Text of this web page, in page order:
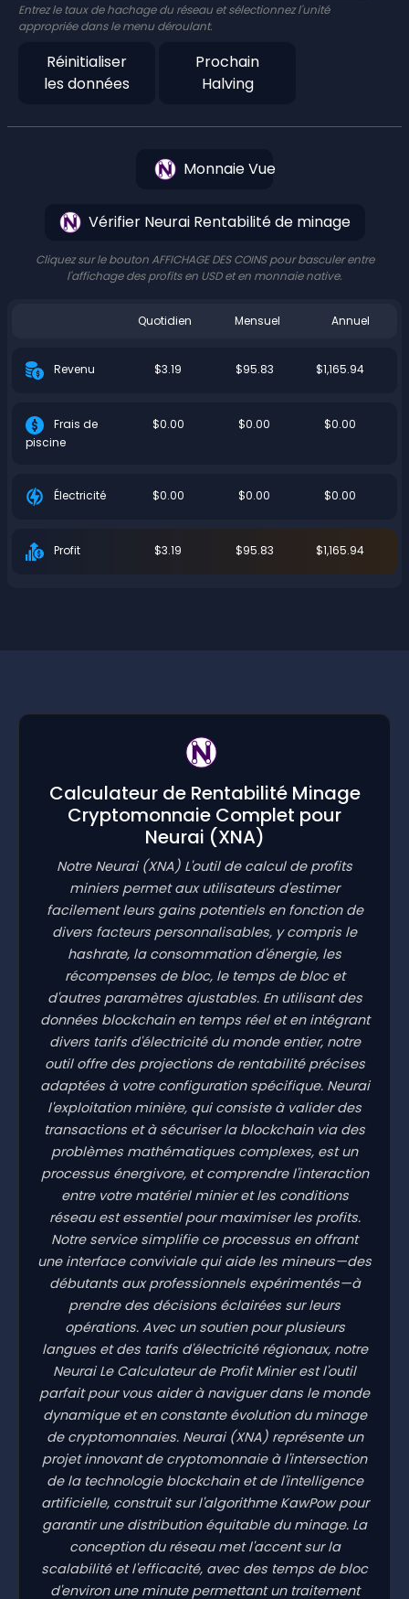
Entrez le taux de hachage du réseau et sélectionnez l'unité
appropriée dans le menu déroulant.
Réinitialiser
les données
Prochain
Halving
Monnaie Vue
Vérifier Neurai Rentabilité de minage
Cliquez sur le bouton AFFICHAGE DES COINS pour basculer entre
l'affichage des profits en USD et en monnaie native.
Quotidien Mensuel Annuel
Revenu $3.19 $95.83 $1,165.94
Frais de
piscine
$0.00 $0.00 $0.00
Électricité $0.00 $0.00 $0.00
Profit $3.19 $95.83 $1,165.94
Calculateur de Rentabilité Minage
Cryptomonnaie Complet pour
Neurai (XNA)
Notre Neurai (XNA) L'outil de calcul de profits
miniers permet aux utilisateurs d'estimer
facilement leurs gains potentiels en fonction de
divers facteurs personnalisables, y compris le
hashrate, la consommation d'énergie, les
récompenses de bloc, le temps de bloc et
d'autres paramètres ajustables. En utilisant des
données blockchain en temps réel et en intégrant
divers tarifs d'électricité du monde entier, notre
outil offre des projections de rentabilité précises
adaptées à votre configuration spécifique. Neurai
l'exploitation minière, qui consiste à valider des
transactions et à sécuriser la blockchain via des
problèmes mathématiques complexes, est un
processus énergivore, et comprendre l'interaction
entre votre matériel minier et les conditions
réseau est essentiel pour maximiser les profits.
Notre service simplifie ce processus en offrant
une interface conviviale qui aide les mineurs—des
débutants aux professionnels expérimentés—à
prendre des décisions éclairées sur leurs
opérations. Avec un soutien pour plusieurs
langues et des tarifs d'électricité régionaux, notre
Neurai Le Calculateur de Profit Minier est l'outil
parfait pour vous aider à naviguer dans le monde
dynamique et en constante évolution du minage
de cryptomonnaies. Neurai (XNA) représente un
projet innovant de cryptomonnaie à l'intersection
de la technologie blockchain et de l'intelligence
artificielle, construit sur l'algorithme KawPow pour
garantir une distribution équitable du minage. La
conception du réseau met l'accent sur la
scalabilité et l'efficacité, avec des temps de bloc
d'environ une minute permettant un traitement